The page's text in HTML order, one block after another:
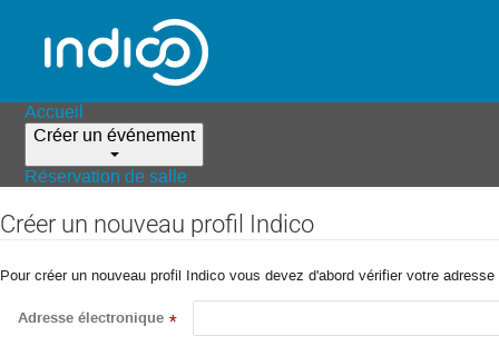
Accueil
Créer un événement
Réservation de salle
Créer un nouveau profil Indico
Pour créer un nouveau profil Indico vous devez d'abord vérifier votre
Adresse électronique *